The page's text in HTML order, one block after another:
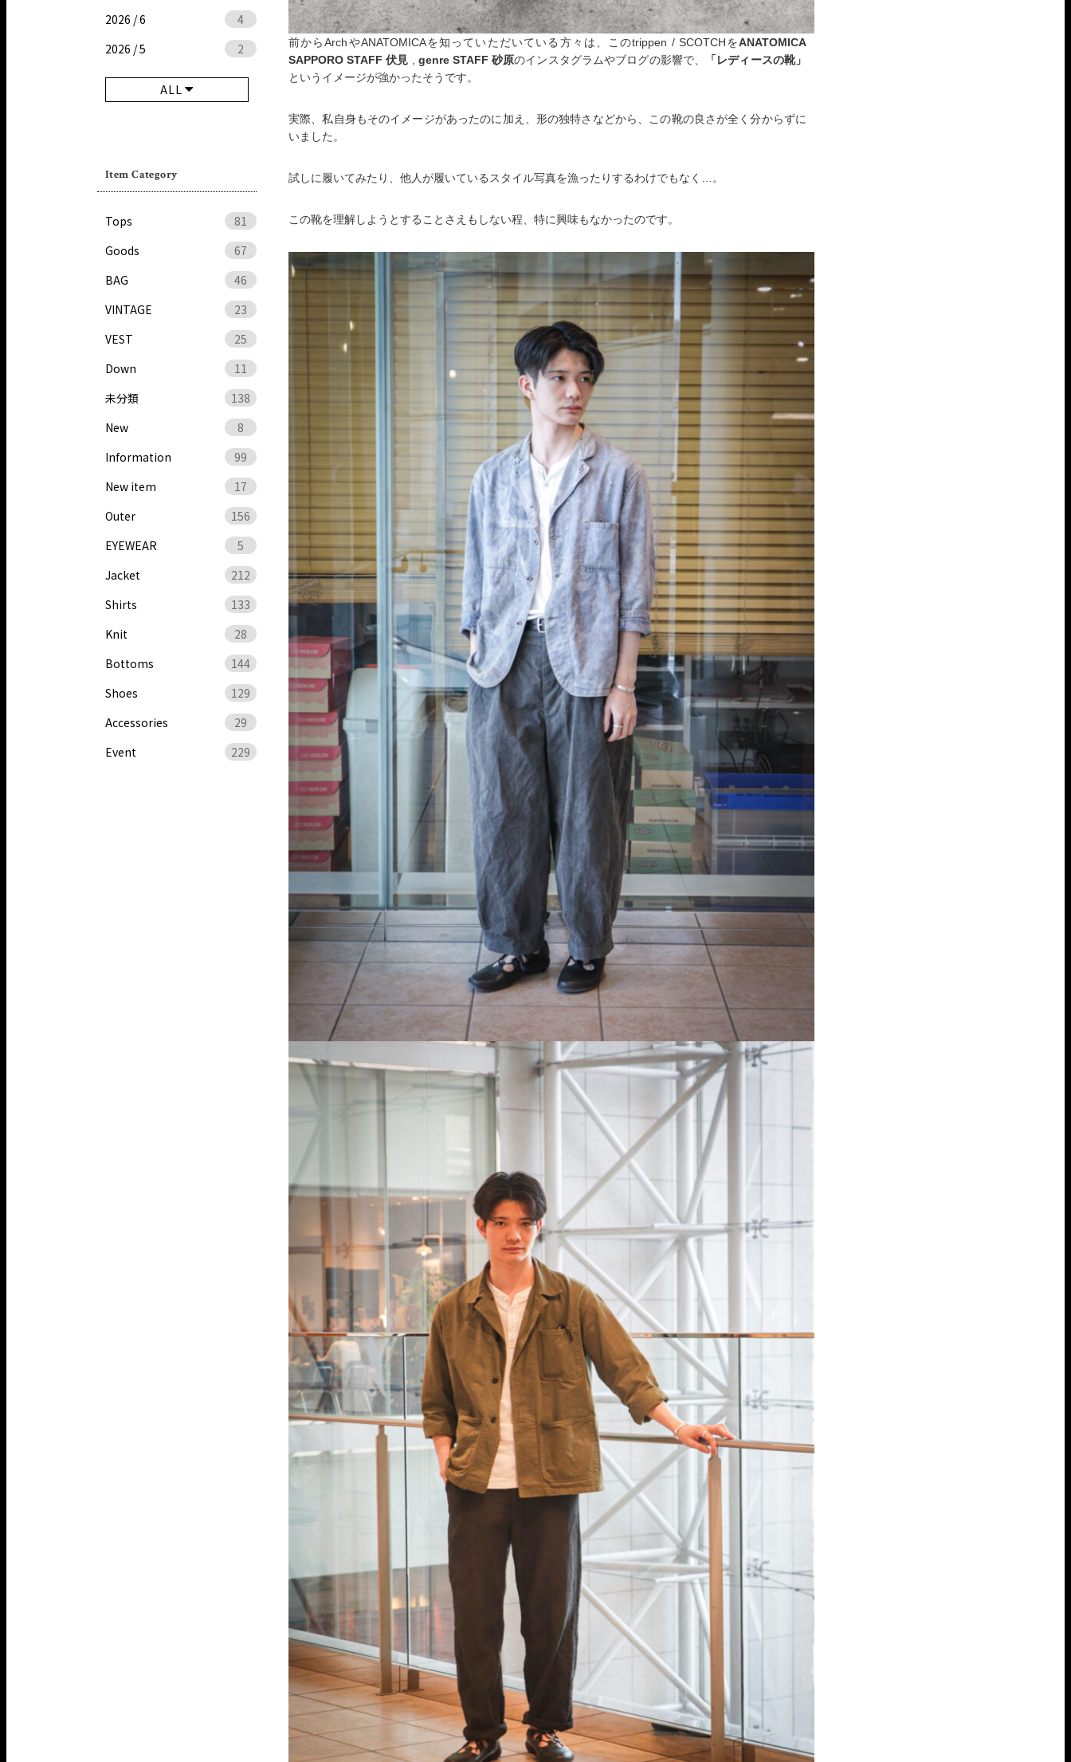
2026 / 6
4
2026 / 5
2
ALL
Item Category
Tops
81
Goods
67
BAG
46
VINTAGE
23
VEST
25
Down
11
未分類
138
New
8
Information
99
New item
17
Outer
156
EYEWEAR
5
Jacket
212
Shirts
133
Knit
28
Bottoms
144
Shoes
129
Accessories
29
Event
229
前からArchやANATOMICAを知っていただいている方々は、このtrippen / SCOTCHをANATOMICA
SAPPORO STAFF 伏見
genre STAFF 砂原のインスタグラムやブログの影響で、
「レディースの靴」
というイメージが強かったそうです。
実際、私自身もそのイメージがあったのに加え、形の独特さなどから、この靴の良さが全く分からずに
いました。
試しに履いてみたり、他人が履いているスタイル写真を漁ったりするわけでもなく…。
この靴を理解しようとすることさえもしない程、特に興味もなかったのです。